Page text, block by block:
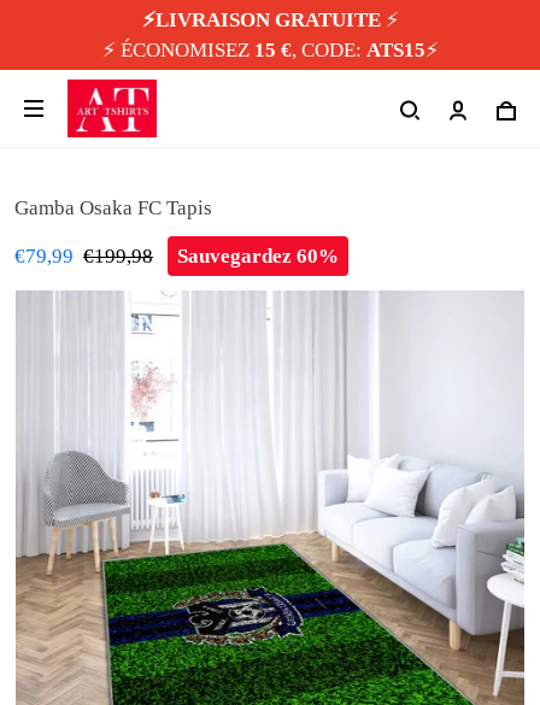
⚡️LIVRAISON GRATUITE⚡️
⚡️ ÉCONOMISEZ 15 €, CODE: ATS15⚡️
Gamba Osaka FC Tapis
€79,99 €199,98 Sauvegardez 60%